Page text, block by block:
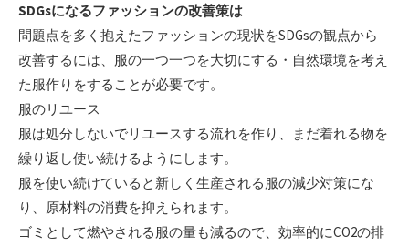
SDGsになるファッションの改善策は
問題点を多く抱えたファッションの現状をSDGsの観点から
改善するには、服の一つ一つを大切にする・自然環境を考え
た服作りをすることが必要です。
服のリユース
服は処分しないでリユースする流れを作り、まだ着れる物を
繰り返し使い続けるようにします。
服を使い続けていると新しく生産される服の減少対策にな
り、原材料の消費を抑えられます。
ゴミとして燃やされる服の量も減るので、効率的にCO2の排